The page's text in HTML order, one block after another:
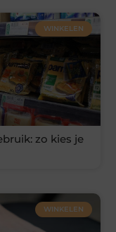
WINKELEN
zo kies je
WINKELEN